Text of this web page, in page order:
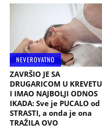
NEVEROVATNO
ZAVRŠIO JE SA
DRUGARICOM U KREVETU
I IMAO NAJBOLJI ODNOS
IKADA: Sve je PUCALO od
STRASTI, a onda je ona
TRAŽILA OVO